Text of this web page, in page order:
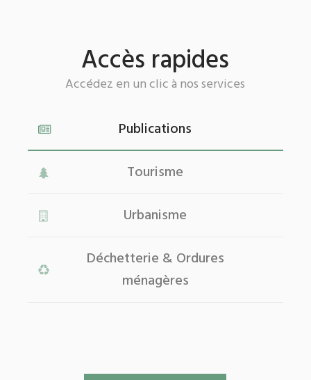
Accès rapides
Accédez en un clic à nos services
Publications
Tourisme
Urbanisme
Déchetterie & Ordures
ménagères